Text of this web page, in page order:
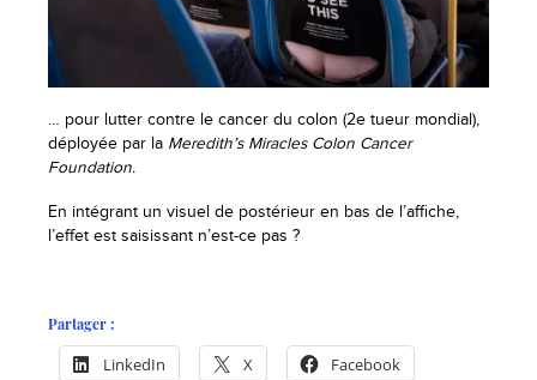
… pour lutter contre le cancer du colon (2e tueur mondial),
déployée par la Meredith’s Miracles Colon Cancer
Foundation.
En intégrant un visuel de postérieur en bas de l’affiche,
l’effet est saisissant n’est-ce pas ?
Partager :
LinkedIn X Facebook